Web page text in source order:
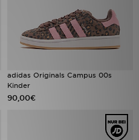
adidas Originals Campus 00s
Kinder
90,00€